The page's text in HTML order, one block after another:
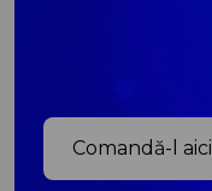
Comandă-l aici